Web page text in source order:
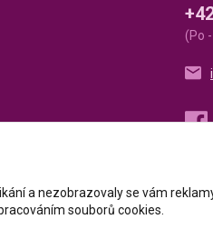
(Po
a nezobrazovaly se vám
souborů cookies.